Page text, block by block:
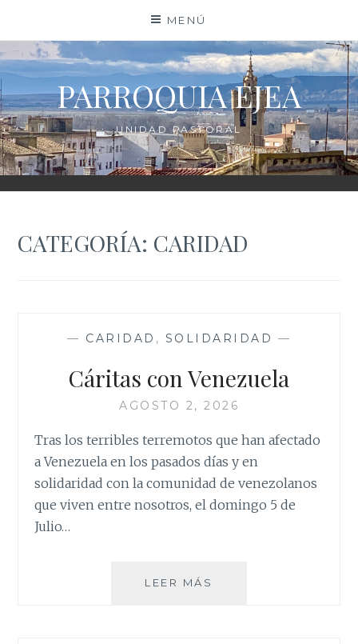
contenido
MENÚ
PARROQUIA EJEA
UNIDAD PASTORAL
CATEGORÍA: CARIDAD
— CARIDAD , SOLIDARIDAD —
Cáritas con Venezuela
AGOSTO 2, 2026
Tras los terribles terremotos que han afectado
a Venezuela en los pasados días y en
solidaridad con la comunidad de venezolanos
que viven entre nosotros, el domingo 5 de
Julio…
LEER MÁS